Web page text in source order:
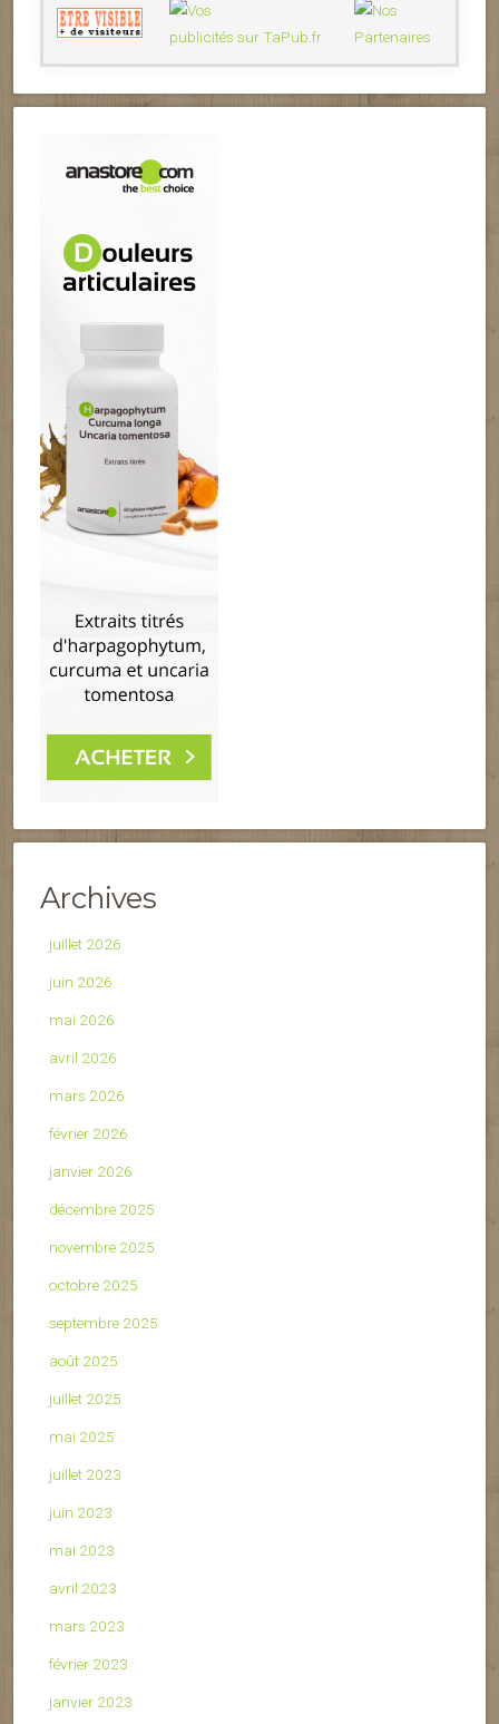
Archives
juillet 2026
juin 2026
mai 2026
avril 2026
mars 2026
février 2026
janvier 2026
décembre 2025
novembre 2025
octobre 2025
septembre 2025
août 2025
juillet 2025
mai 2025
juillet 2023
juin 2023
mai 2023
avril 2023
mars 2023
février 2023
janvier 2023